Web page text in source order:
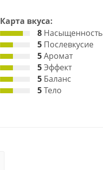
Карта вкуса:
8Насыщенность
5Послевкусие
5Аромат
5Эффект
5Баланс
5Тело